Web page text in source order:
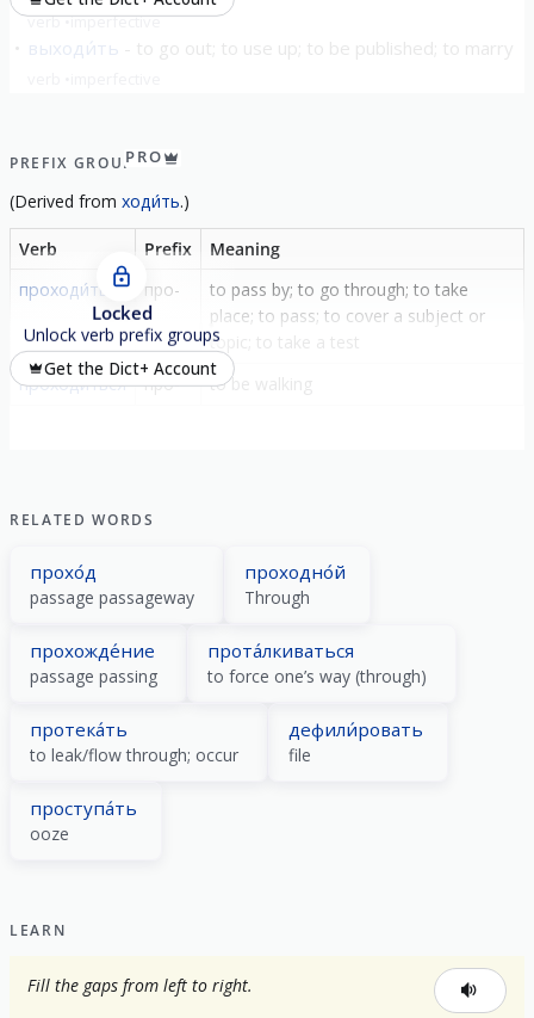
verb imperfective
выходи́ть
PREFIX GROUPPRO
(Derived from ходи́ть.)
Verb Prefix
Meaning
проходи́ть
про-
to pass by; to go through; to take
place; to pass; to cover a subject or
topic; to take a test
проходиться
про- to be walking
Locked
Unlock verb prefix groups
Get the Dict+ Account
RELATED WORDS
прохо́д
passage passageway
проходно́й
Through
прохожде́ние
passage passing
прота́лкиваться
to force one’s way (through)
протека́ть
to leak/flow through; occur
дефили́ровать
file
проступа́ть
ooze
LEARN
Fill the gaps from left to right.